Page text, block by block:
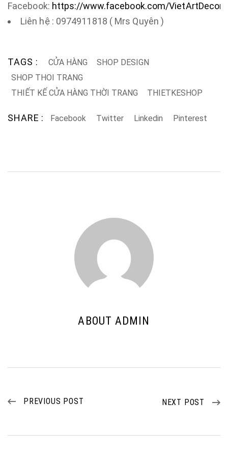
Facebook: https://www.facebook.com/
Liên hệ : 0974911818 ( Mrs Quyên )
TAGS : CỬA HÀNG
SHOP DESIGN
SHOP THOI TRANG
THIẾT KẾ CỬA HÀNG THỜI TRANG
THIETKESHOP
SHARE : Facebook Twitter Linkedin Pinterest
ABOUT ADMIN
PREVIOUS POST NEXT POST